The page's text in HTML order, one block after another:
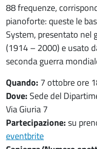
88 frequenze,
pianoforte: queste le
System, presentato nel
(1914 – 2000) e usato
seconda guerra
Quando: 7 ottobre ore
Dove: Sede del
Via Giuria 7
Partecipazione:su
eventbrite